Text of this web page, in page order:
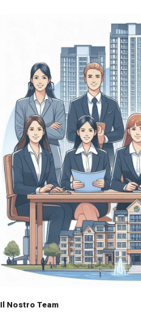
Il Nostro Team